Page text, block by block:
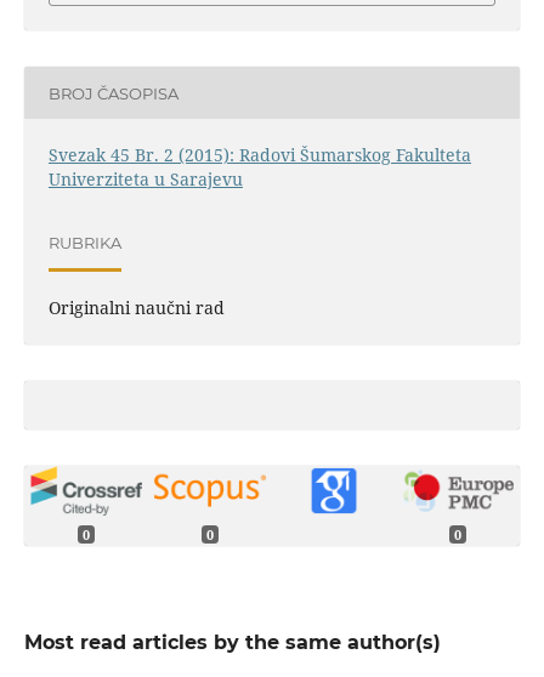
BROJ ČASOPISA
Svezak 45 Br. 2 (2015): Radovi Šumarskog Fakulteta
Univerziteta u Sarajevu
RUBRIKA
Originalni naučni rad
0 0 0
Most read articles by the same author(s)